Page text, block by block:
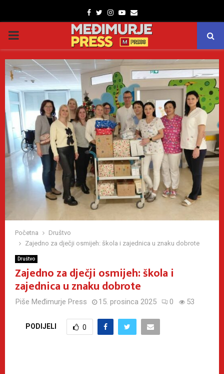
Facebook
TwitterInstagram
Youtube
Email
PRIMARY
MENU
Početna
Društvo
Zajedno za dječji osmijeh: škola i zajednica u znaku dobrote
Društvo
Zajedno za dječji osmijeh: škola i
zajednica u znaku dobrote
Piše Međimurje Press 15. prosinca 2025 0 53
PODIJELI 0